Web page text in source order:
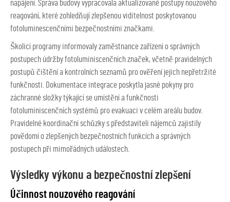
napájení. Správa budovy vypracovala aktualizované postupy nouzového
reagování, které zohledňují zlepšenou viditelnost poskytovanou
fotoluminescenčními bezpečnostními značkami.
Školicí programy informovaly zaměstnance zařízení o správných
postupech údržby fotoluminiscenčních značek, včetně pravidelných
postupů čištění a kontrolních seznamů pro ověření jejich nepřetržité
funkčnosti. Dokumentace integrace poskytla jasné pokyny pro
záchranné složky týkající se umístění a funkčnosti
fotoluminiscenčních systémů pro evakuaci v celém areálu budov.
Pravidelné koordinační schůzky s představiteli nájemců zajistily
povědomí o zlepšených bezpečnostních funkcích a správných
postupech při mimořádných událostech.
Výsledky výkonu a bezpečnostní zlepšení
Účinnost nouzového reagování